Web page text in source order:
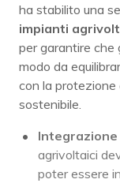
ha stabilito una
impianti
per garantire che
modo da
con la protezione
sostenibile.
Integrazione
agrivoltaici
poter essere